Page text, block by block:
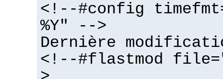
<!--#config
%Y" -->
Dernière
<!--#flastmod